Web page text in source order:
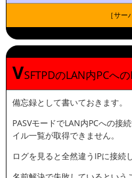
［サ
VSFTPDのLAN内PCへ
備忘録として書いておきます。
PASVモードでLAN内PCへの接
イル一覧が取得できません。
ログを見ると全然違うIPに接続